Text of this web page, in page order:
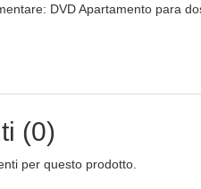
DVD Apartamento para
(0)
per questo prodotto.